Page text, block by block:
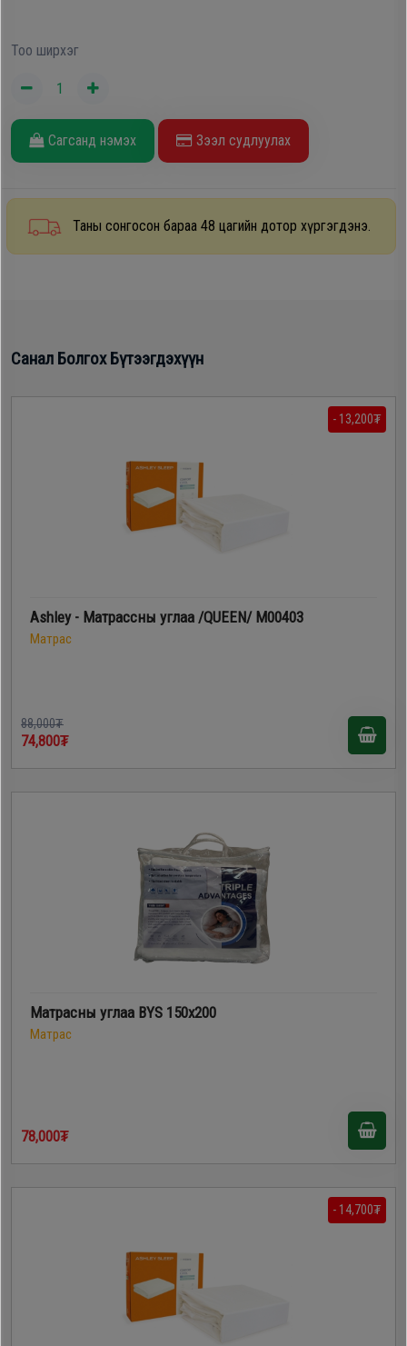
Чихэвч
Дагалдах
хэрэгсэл
Тоо ширхэг
Сагсанд нэмэх Зээл судлуулах
Таны сонгосон бараа 48 цагийн дотор хүргэгдэнэ.
Санал Болгох Бүтээгдэхүүн
- 13,200₮
Ashley - Матрассны углаа /QUEEN/ M00403
Матрас
88,000₮
74,800₮
Матрасны углаа BYS 150x200
Матрас
78,000₮
- 14,700₮